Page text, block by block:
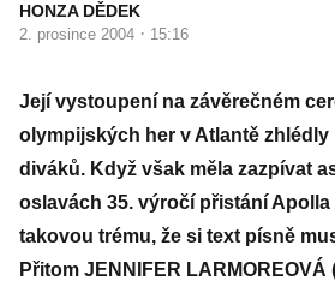
HONZA DĚDEK
2. prosince 2004 · 15:16
Její vystoupení na závěrečném
olympijských her v Atlantě zhlédly
diváků. Když však měla zazpívat
oslavách 35. výročí přistání Apolla
takovou trému, že si text písně
Přitom JENNIFER